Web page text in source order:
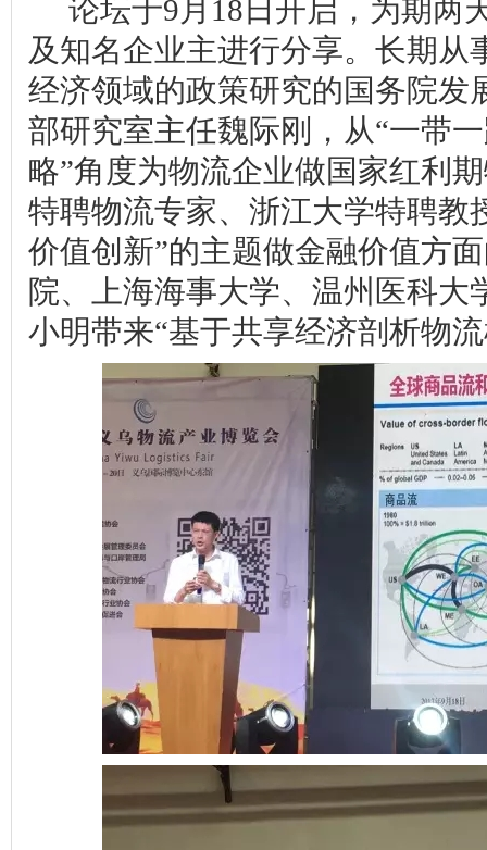
论坛于9月 18 日开启，为期两
及知名企业主进行分享。长期从
经济领域的政策研究的国务院发
部研究室主任魏际刚，从“一带
略”角度为物流企业做国家红利
特聘物流专家、浙江大学特聘教
价值创新”的主题做金融价值方
院、上海海事大学、温州医科大
小明带来“基于共享经济剖析物